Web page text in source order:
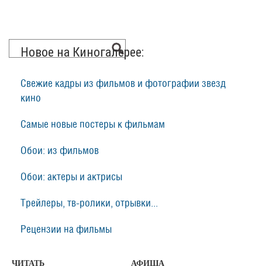
Новое на Киногалерее:
Свежие кадры из фильмов и фотографии звезд
кино
Самые новые постеры к фильмам
Обои: из фильмов
Обои: актеры и актрисы
Трейлеры, тв-ролики, отрывки...
Рецензии на фильмы
ЧИТАТЬ АФИША